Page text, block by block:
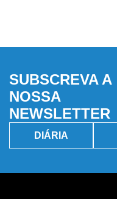
SUBSCREVA A
NOSSA
NEWSLETTER
DIÁRIA